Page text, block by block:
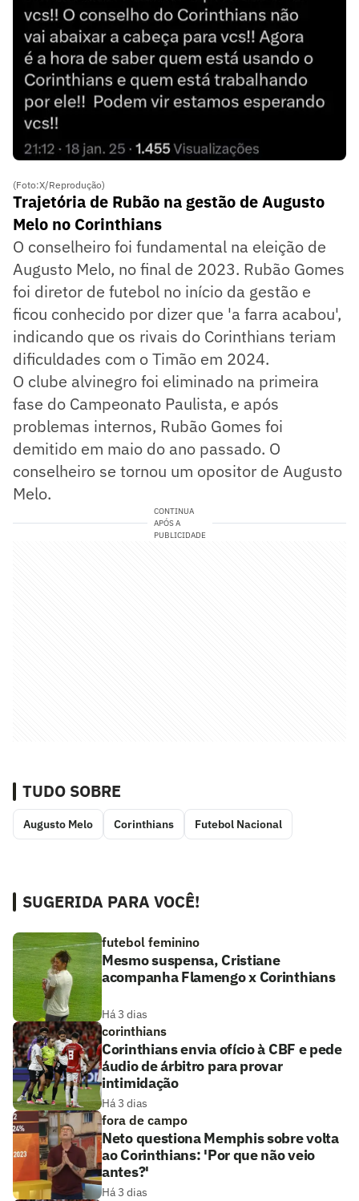
(Foto:X/Reprodução)
Trajetória de Rubão na gestão de Augusto
Melo no Corinthians
O conselheiro foi fundamental na eleição de
Augusto Melo, no final de 2023. Rubão Gomes
foi diretor de futebol no início da gestão e
ficou conhecido por dizer que 'a farra acabou',
indicando que os rivais do Corinthians teriam
dificuldades com o Timão em 2024.
O clube alvinegro foi eliminado na primeira
fase do Campeonato Paulista, e após
problemas internos, Rubão Gomes foi
demitido em maio do ano passado. O
conselheiro se tornou um opositor de Augusto
Melo.
CONTINUA
APÓS A
PUBLICIDADE
TUDO SOBRE
Augusto Melo Corinthians Futebol Nacional
SUGERIDA PARA VOCÊ!
futebol feminino
Mesmo suspensa, Cristiane
acompanha Flamengo x Corinthians
Há 3 dias
corinthians
Corinthians envia ofício à CBF e pede
áudio de árbitro para provar
intimidação
Há 3 dias
fora de campo
Neto questiona Memphis sobre volta
ao Corinthians: 'Por que não veio
antes?'
Há 3 dias